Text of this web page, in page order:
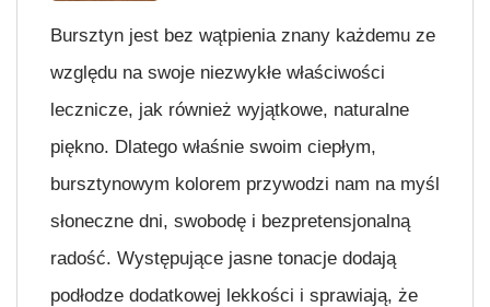
Bursztyn jest bez wątpienia znany każdemu ze
względu na swoje niezwykłe właściwości
lecznicze, jak również wyjątkowe, naturalne
piękno. Dlatego właśnie swoim ciepłym,
bursztynowym kolorem przywodzi nam na myśl
słoneczne dni, swobodę i bezpretensjonalną
radość. Występujące jasne tonacje dodają
podłodze dodatkowej lekkości i sprawiają, że